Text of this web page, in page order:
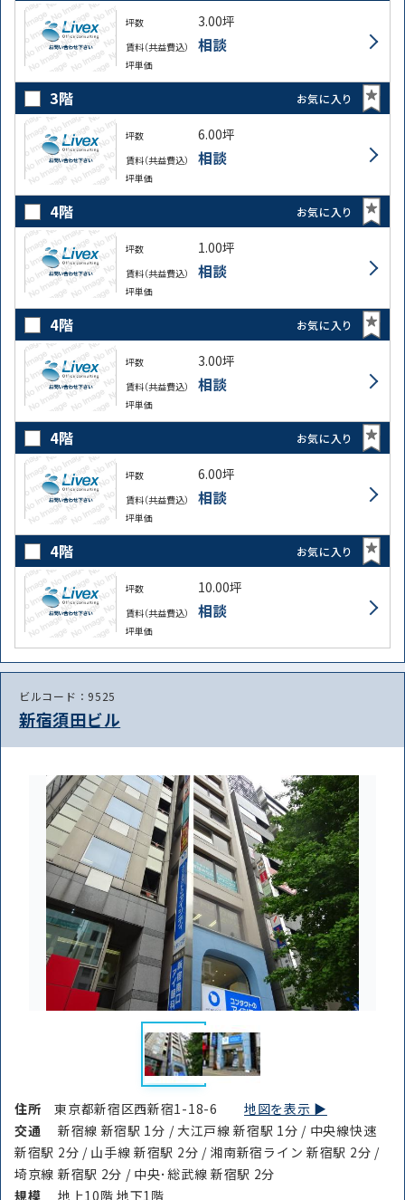
坪数 3.00坪
賃料（共益費込） 相談
坪単価
3階 お気に入り
坪数 6.00坪
賃料（共益費込） 相談
坪単価
4階 お気に入り
坪数 1.00坪
賃料（共益費込） 相談
坪単価
4階 お気に入り
坪数 3.00坪
賃料（共益費込） 相談
坪単価
4階 お気に入り
坪数 6.00坪
賃料（共益費込） 相談
坪単価
4階 お気に入り
坪数 10.00坪
賃料（共益費込） 相談
坪単価
ビルコード：9525
新宿須田ビル
住所東京都新宿区西新宿1-18-6地図を表示 ▶︎
交通
新宿線 新宿駅 1分 / 大江戸線 新宿駅 1分 / 中央線快速
新宿駅 2分 / 山手線 新宿駅 2分 / 湘南新宿ライン 新宿駅 2分 /
埼京線 新宿駅 2分 / 中央･総武線 新宿駅 2分
規模
地上10階 地下1階